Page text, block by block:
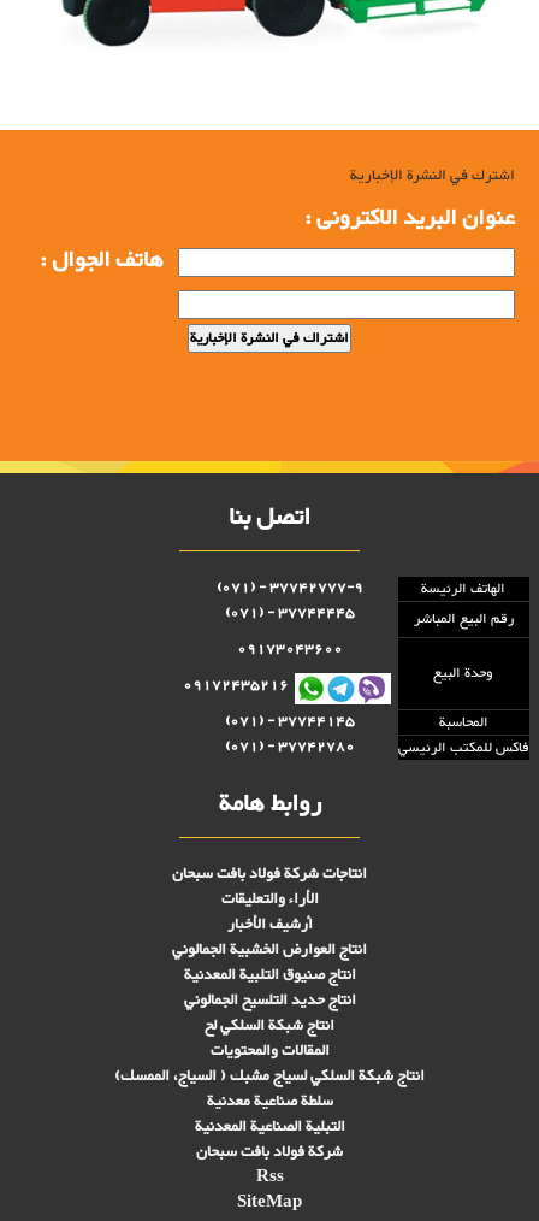
اشترك في النشرة الإخبارية
عنوان البرید الاکترونی :
هاتف الجوال :
اتصل بنا
الهاتف الرئيسة
37742777-9 - (071)
رقم البيع المباشر
37744445 - (071)
وحدة البيع
09173043600
09172435216
المحاسبة
37744145 - (071)
فاكس للمكتب الرئيسي
37742780 - (071)
روابط هامة
انتاجات شركة فولاد بافت سبحان
الأراء والتعليقات
أرشيف الأخبار
انتاج العوارض الخشبية الجمالوني
انتاج صنىوق التلبية المعدنية
انتاج حديد التلسيح الجمالوني
انتاج شبكة السلكي لح
المقالات والمحتويات
انتاج شبكة السلكي لسياج مشبك ( السياج، الممسك)
سلطة صناعية معدنية
التبلیة الصناعية المعدنية
شركة فولاد بافت سبحان
Rss
SiteMap